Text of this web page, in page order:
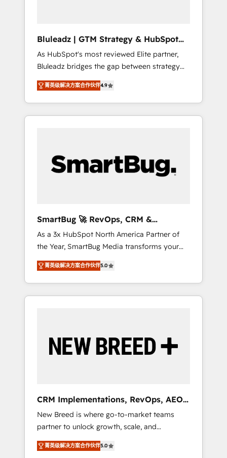
HubSpot beyond standard configurations. -
AI-FIRST- AI across customer-facing
operations to accelerate decisions,
streamline processes, and unlock efficiency
at scale. From predictive intelligence to
conversational AI, we turn data into action
and automation into competitive advantage.
Bluleadz | GTM Strategy & HubSpot
Implementation
As HubSpot's most reviewed Elite partner,
Bluleadz bridges the gap between strategy
and execution. We don't just "set up tools" —
we install the GTM Operating System (GTM
OS) to align your leadership and engineer a
portal that drives predictable revenue
and Story to stop "accelerating a mess." ⚙️
Elite Engineering & AI Scalable Architecture:
agents, and high-integrity migrations for total
reporting clarity. Security & Compliance: SOC
2 Type I and HIPAA attested for enterprise-
grade data security. 🏆 Why Bluleadz? GTM
OS Partner | 16+ Years Experience | 1,000+
Five-Star Reviews
菁英级解决方案合作伙伴4.9
SmartBug 🚀 RevOps, CRM &
Integration Experts
As a 3x HubSpot North America Partner of
the Year, SmartBug Media transforms your
customer lifecycle into a revenue engine. Our
unified ecosystem includes specialized
divisions Globalia (AI & Software) and Point
Success Media (Paid Media), making this the
by Globalia’s technical development team. -
19 HubSpot-certified trainers to drive
deployment of Breeze AI and custom agents
to automate growth. 🏆 Elite Excellence - 8
platform accreditations and deep HIPAA-
compliance expertise. - A team of 250+
experts dedicated to your resilient growth.
菁英级解决方案合作伙伴5.0
CRM Implementations, RevOps, AEO
+ Web, Demand Gen
New Breed is where go-to-market teams
partner to unlock growth, scale, and
transformation. We help companies activate
HubSpot’s AI-powered customer platform
菁英级解决方案合作伙伴5.0